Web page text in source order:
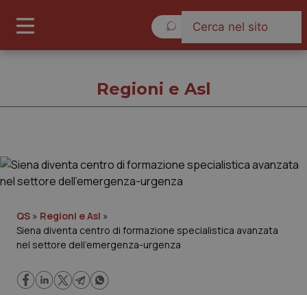
Governo e Parlamento
Regioni e Asl
Regioni e Asl
QS » Regioni e Asl »
Siena diventa centro di formazione specialistica avanzata
nel settore dell’emergenza-urgenza